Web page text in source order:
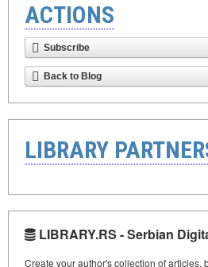
ACTIONS
Subscribe
Back to Blog
LIBRARY
LIBRARY.RS - Serbian
Create your author's collection of